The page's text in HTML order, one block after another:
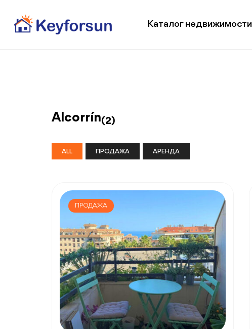
Каталог недвижимости
Alcorrín(2)
ALL ПРОДАЖА АРЕНДА
ПРОДАЖА